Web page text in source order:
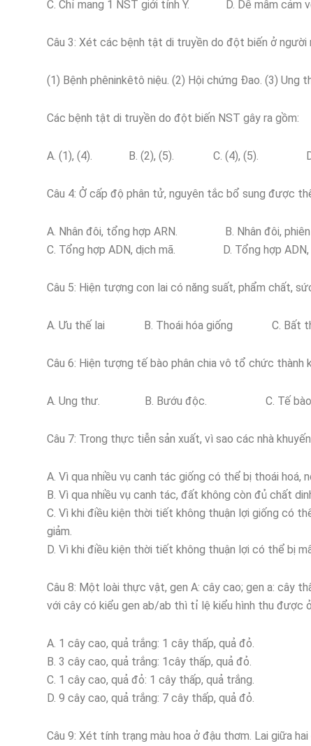
C. Chỉ mang 1 NST giới tính Y. D. Dễ mẫm cảm
Câu 3: Xét các bệnh tật di truyền do đột biến ở người
(1) Bệnh phêninkêtô niệu. (2) Hội chứng Đao. (3) Ung
Các bệnh tật di truyền do đột biến NST gây ra gồm:
A. (1), (4). B. (2), (5). C. (4), (5). D.
Câu 4: Ở cấp độ phân tử, nguyên tắc bổ sung được
A. Nhân đôi, tổng hợp ARN. B. Nhân đôi, phiên
C. Tổng hợp ADN, dịch mã. D. Tổng hợp ADN,
Câu 5: Hiện tượng con lai có năng suất, phẩm chất,
A. Ưu thế lai B. Thoái hóa giống C.
Câu 6: Hiện tượng tế bào phân chia vô tổ chức thành
A. Ung thư. B. Bướu độc. C. Tế bào
Câu 7: Trong thực tiễn sản xuất, vì sao các nhà
A. Vì qua nhiều vụ canh tác giống có thể bị thoái hoá,
B. Vì qua nhiều vụ canh tác, đất không còn đủ chất
C. Vì khi điều kiện thời tiết không thuận lợi giống có
giảm.
D. Vì khi điều kiện thời tiết không thuận lợi có thể bị
Câu 8: Một loài thực vật, gen A: cây cao; gen a: cây
với cây có kiểu gen ab/ab thì tỉ lệ kiểu hình thu được
A. 1 cây cao, quả trắng: 1 cây thấp, quả đỏ.
B. 3 cây cao, quả trắng: 1cây thấp, quả đỏ.
C. 1 cây cao, quả đỏ: 1 cây thấp, quả trắng.
D. 9 cây cao, quả trắng: 7 cây thấp, quả đỏ.
Câu 9: Xét tính trạng màu hoa ở đậu thơm. Lai giữa